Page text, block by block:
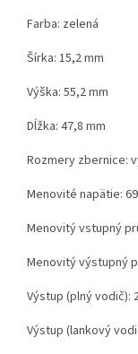
Farba: zelená
Šírka: 15,2 mm
Výška: 55,2 mm
Dĺžka: 47,8 mm
Rozmery zbernice:
Menovité napätie:
Menovitý vstupný
Menovitý výstupný
Výstup (plný vodič):
Výstup (lankový